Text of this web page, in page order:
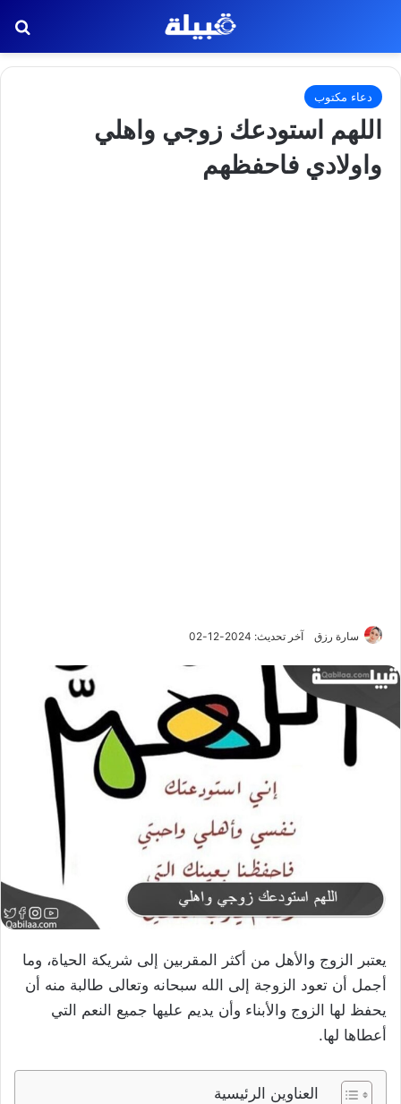
دعاء مكتوب
اللهم استودعك زوجي واهلي
واولادي فاحفظهم
سارة رزق آخر تحديث: 2024-12-02
يعتبر الزوج والأهل من أكثر المقربين إلى شريكة الحياة، وما
أجمل أن تعود الزوجة إلى الله سبحانه وتعالى طالبة منه أن
يحفظ لها الزوج والأبناء وأن يديم عليها جميع النعم التي
أعطاها لها.
العناوين الرئيسية